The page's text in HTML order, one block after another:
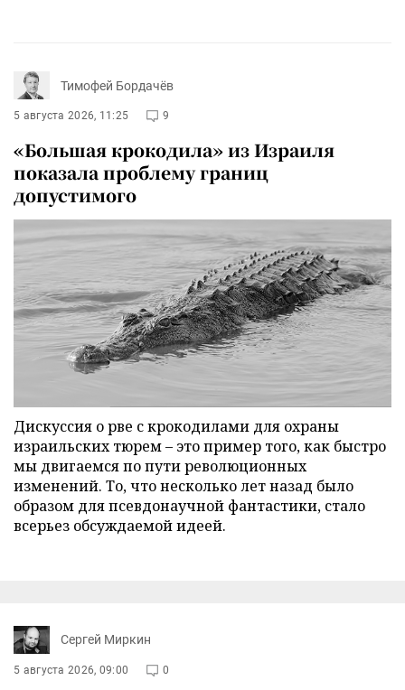
Тимофей Бордачёв
5 августа 2026, 11:25 9
«Большая крокодила» из Израиля
показала проблему границ
допустимого
Дискуссия о рве с крокодилами для охраны
израильских тюрем – это пример того, как быстро
мы двигаемся по пути революционных
изменений. То, что несколько лет назад было
образом для псевдонаучной фантастики, стало
всерьез обсуждаемой идеей.
Сергей Миркин
5 августа 2026, 09:00 0